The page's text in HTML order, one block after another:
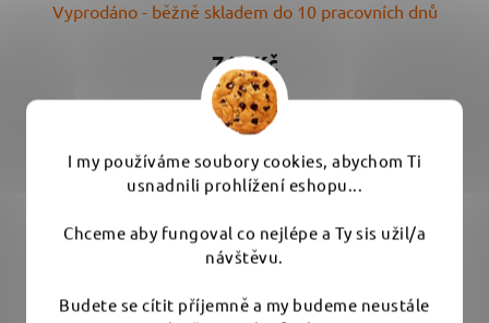
I my používáme soubory cookies, abychom Ti
usnadnili prohlížení eshopu...
Chceme aby fungoval co nejlépe a Ty sis užil/a
návštěvu.
Budete se cítit příjemně a my budeme neustále
Vyprodáno - běžně skladem do 10 pracovních dnů
749 Kč
DETAIL
Nové leštící pasty Liquid Elements Professional - inovace
v leštění z Liquid Elements....